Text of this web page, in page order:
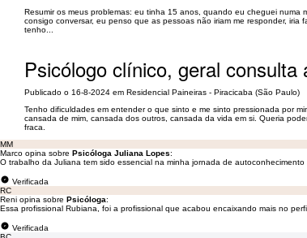
Resumir os meus problemas: eu tinha 15 anos, quando eu cheguei
consigo conversar, eu penso que as pessoas não iriam me responder,
tenho...
Psicólogo clínico, geral
Publicado o 16-8-2024 em Residencial Paineiras - Piracicaba (São Paulo)
Tenho dificuldades em entender o que sinto e me sinto pressionada por
cansada de mim, cansada dos outros, cansada da vida em si. Queria
fraca.
MM
Marco opina sobre Psicóloga Juliana Lopes:
O trabalho da Juliana tem sido essencial na minha jornada de
Verificada
RC
Reni opina sobre Psicóloga:
Essa profissional Rubiana, foi a profissional que acabou encaixando mais no
Verificada